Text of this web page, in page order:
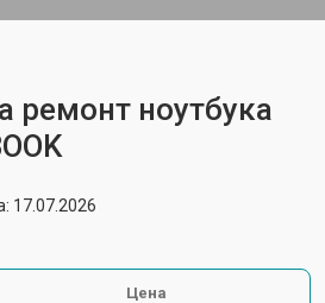
ремонт ноутбука
17.07.2026
Цена